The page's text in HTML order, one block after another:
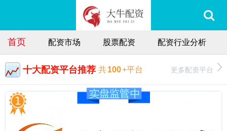
首页 配资市场 股票配资 配资行业分析
十大配资平台推荐 共100+平台 更多配资平台